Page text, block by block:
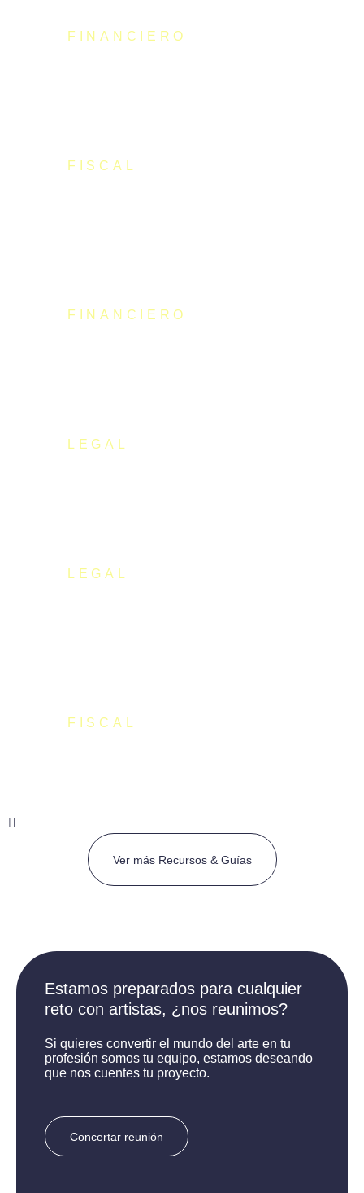
FINANCIERO
FISCAL
FINANCIERO
LEGAL
LEGAL
FISCAL
Ver más Recursos & Guías
Estamos preparados para cualquier
reto con artistas, ¿nos reunimos?
Si quieres convertir el mundo del arte en tu
profesión somos tu equipo, estamos deseando
que nos cuentes tu proyecto.
Concertar reunión